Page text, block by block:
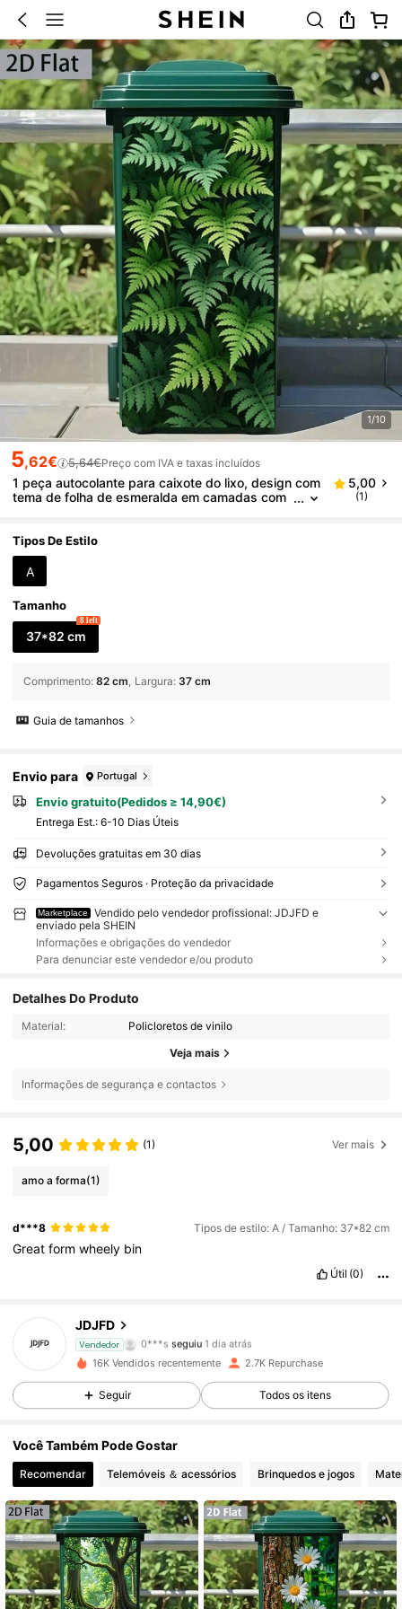
1/10
5,62€ 5,64€Preço com IVA e taxas incluídos
1 peça autocolante para caixote do lixo, design com
tema de folha de esmeralda em camadas com
do lixo de cozinha (adequado para caixotes do lixo,
paredes, decoração de casa) 37*82 cm
5,00
(1)
Tipos De Estilo
A
Tamanho
37*82 cm
8 left
Comprimento: 82 cm Largura: 37 cm
Guia de tamanhos
Envio para Portugal
Envio gratuito(Pedidos ≥ 14,90€)
Entrega Est.: 6-10 Dias Úteis
Devoluções gratuitas em 30 dias
Pagamentos Seguros · Proteção da privacidade
Marketplace
Vendido pelo vendedor profissional: JDJFD e
enviado pela SHEIN
Informações e obrigações do vendedor
Para denunciar este vendedor e/ou produto
Detalhes Do Produto
Material: Policloretos de vinilo
Veja mais
Informações de segurança e contactos
5,00 (1) Ver mais
amo a forma(1)
d***8 Tipos de estilo: A / Tamanho: 37*82 cm
Greatformwheely bin
Útil (0)
JDJFD
Vendedor
f***aestá a navegar
4,66
659 Seguidores
4,66 659 Seguidores
4,66 659 Seguidores
4,66 659 Seguidores
4,66 659 Seguidores
4,66 659 Seguidores
16K Vendidos recentemente 2.7K Repurchase
Seguir Todos os itens
Você Também Pode Gostar
Recomendar Telemóveis ＆ acessórios Brinquedos e jogos